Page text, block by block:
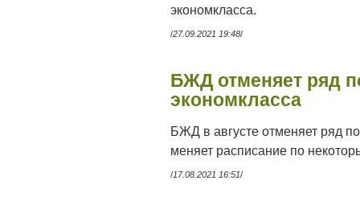
экономкласса.
/27.09.2021 19:48/
БЖД отменяет ряд
экономкласса
БЖД в августе отменяет ряд
меняет расписание по
/17.08.2021 16:51/